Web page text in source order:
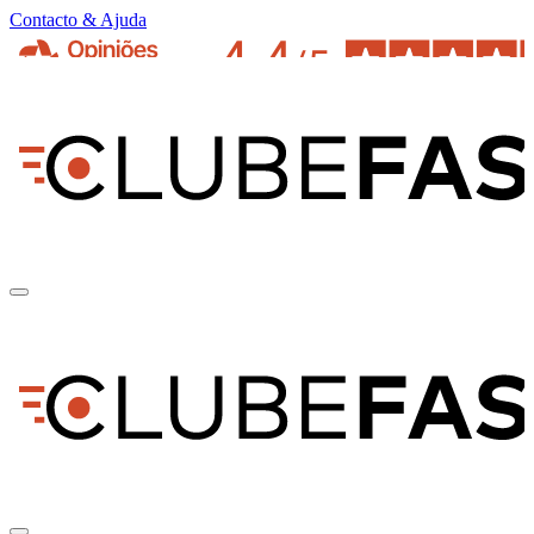
Contacto & Ajuda